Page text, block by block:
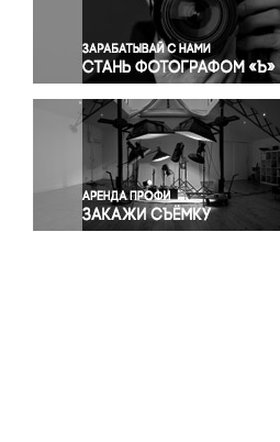
Правосудие
Происшествия и конфликты
Религия
Светская жизнь
Спорт
Экология
Экономика и бизнес